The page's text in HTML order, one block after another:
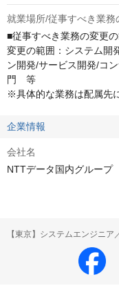
就業場所/従事すべき業務
■従事すべき業務の変更
変更の範囲：システム開
ン開発/サービス開発/コ
門　等
※具体的な業務は配属先
企業情報
会社名
NTTデータ国内グルー
【東京】システムエンジニ